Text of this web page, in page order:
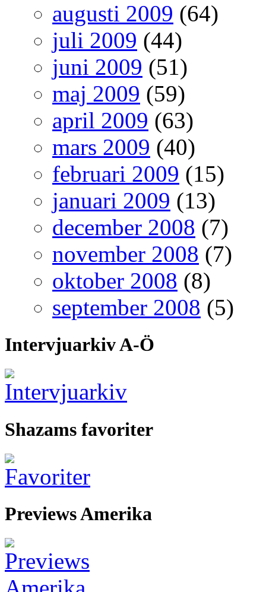
augusti 2009 (64)
juli 2009 (44)
juni 2009 (51)
maj 2009 (59)
april 2009 (63)
mars 2009 (40)
februari 2009 (15)
januari 2009 (13)
december 2008 (7)
november 2008 (7)
oktober 2008 (8)
september 2008 (5)
Intervjuarkiv A-Ö
Shazams favoriter
Previews Amerika